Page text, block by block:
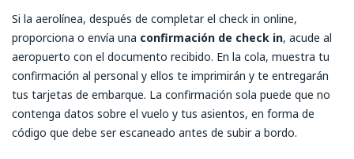
Si la aerolínea, después de completar el check in online,
proporciona o envía una confirmación de check in, acude al
aeropuerto con el documento recibido. En la cola, muestra tu
confirmación al personal y ellos te imprimirán y te entregarán
tus tarjetas de embarque. La confirmación sola puede que no
contenga datos sobre el vuelo y tus asientos, en forma de
código que debe ser escaneado antes de subir a bordo.